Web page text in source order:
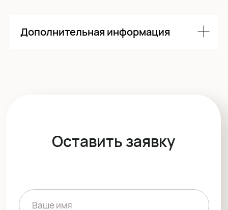
Дополнительная информация